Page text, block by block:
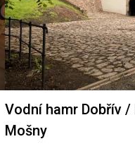
Vodní hamr Dobřív
Mošny